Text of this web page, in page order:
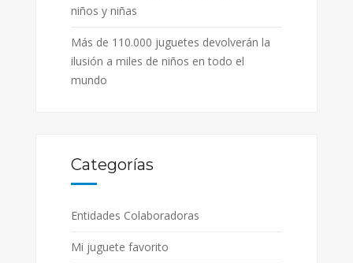
niños y niñas
Más de 110.000 juguetes devolverán la
ilusión a miles de niños en todo el
mundo
Categorías
Entidades Colaboradoras
Mi juguete favorito